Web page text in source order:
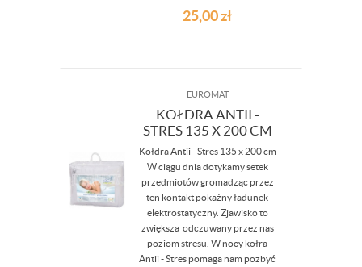
25,00zł
EUROMAT
KOŁDRA ANTII -
STRES 135 X 200 CM
Kołdra Antii - Stres 135 x 200 cm
W ciągu dnia dotykamy setek
przedmiotów gromadząc przez
ten kontakt pokażny ładunek
elektrostatyczny. Zjawisko to
zwiększa odczuwany przez nas
poziom stresu. W nocy kołra
Antii - Stres pomaga nam pozbyć